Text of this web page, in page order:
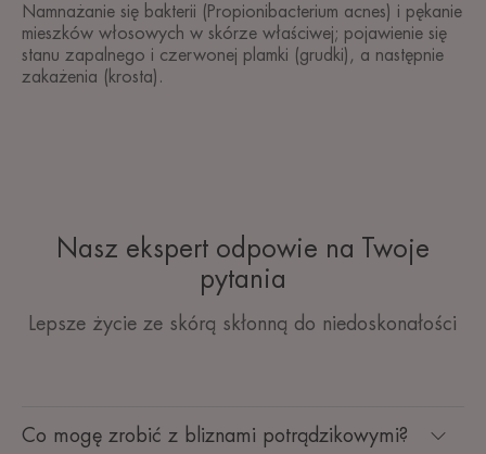
Namnażanie się bakterii (Propionibacterium acnes) i pękanie
mieszków włosowych w skórze właściwej; pojawienie się
stanu zapalnego i czerwonej plamki (grudki), a następnie
zakażenia (krosta).
Nasz ekspert odpowie na Twoje
pytania
Lepsze życie ze skórą skłonną do niedoskonałości
Co mogę zrobić z bliznami potrądzikowymi?